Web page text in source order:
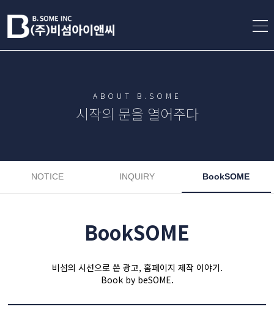
ABOUT B.SOME
시작의 문을 열어주다
NOTICE INQUIRY BookSOME
BookSOME
비섬의 시선으로 쓴 광고, 홈페이지 제작 이야기.
Book by beSOME.